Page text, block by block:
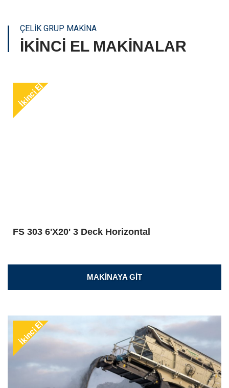
ÇELİK GRUP MAKİNA
İKİNCİ EL MAKİNALAR
İkinci El
FS 303 6'X20' 3 Deck Horizontal
MAKİNAYA GİT
İkinci El